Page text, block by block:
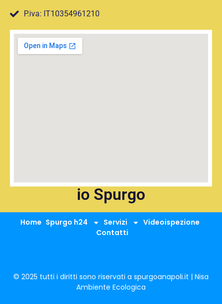
P.iva: IT10354961210
io Spurgo
Home Spurgo h24 Servizi
Videoispezione
Contatti
© 2025 tutti i diritti sono riservati a spurgoanapoli.it | Nisa
Ambiente Ecologica